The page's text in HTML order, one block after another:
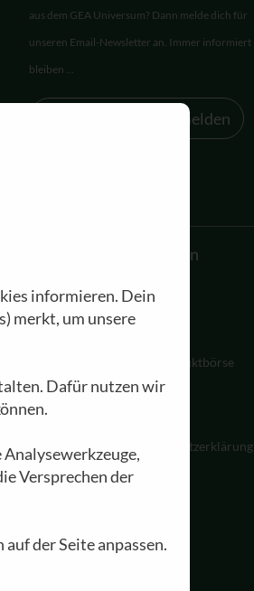
aus dem GEA Universum? Dann melde dich für
unseren Email-Newsletter an. Immer informiert
bleiben ...
Zum Newsletter anmelden
Kontakt
Allgemein
Kontakt
GEA Produktbörse
Presse
Datenschutzerklärung
informieren. Dein
merkt, um unsere
Dafür nutzen wir
Versprechen der
der Seite anpassen.